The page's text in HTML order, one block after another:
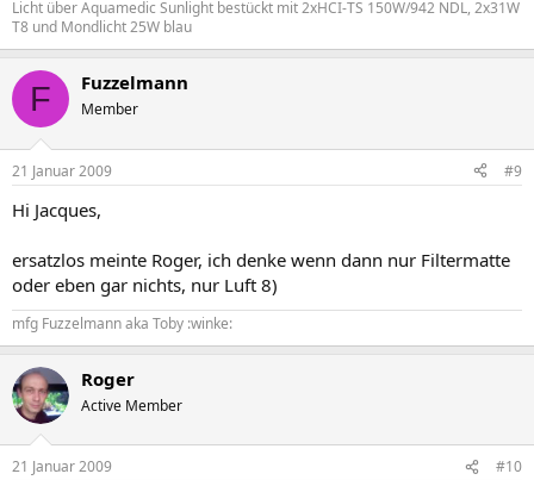
Licht über Aquamedic Sunlight bestückt mit 2xHCI-TS 150W/942 NDL, 2x31W
T8 und Mondlicht 25W blau
F Fuzzelmann
Member
21 Januar 2009 #9
Hi Jacques,
ersatzlos meinte Roger, ich denke wenn dann nur Filtermatte
oder eben gar nichts, nur Luft 8)
mfg Fuzzelmann aka Toby :winke:
Roger
Active Member
21 Januar 2009 #10